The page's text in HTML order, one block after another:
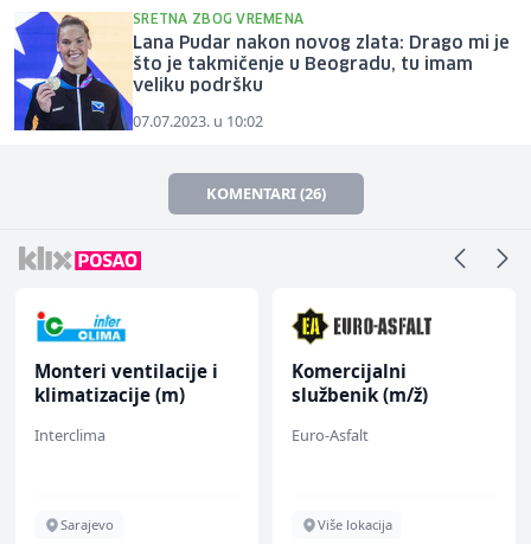
SRETNA ZBOG VREMENA
Lana Pudar nakon novog zlata: Drago mi je
što je takmičenje u Beogradu, tu imam
veliku podršku
07.07.2023. u 10:02
KOMENTARI (26)
Monteri ventilacije i
klimatizacije (m)
Interclima
Sarajevo
Komercijalni
službenik (m/ž)
Euro-Asfalt
Više lokacija